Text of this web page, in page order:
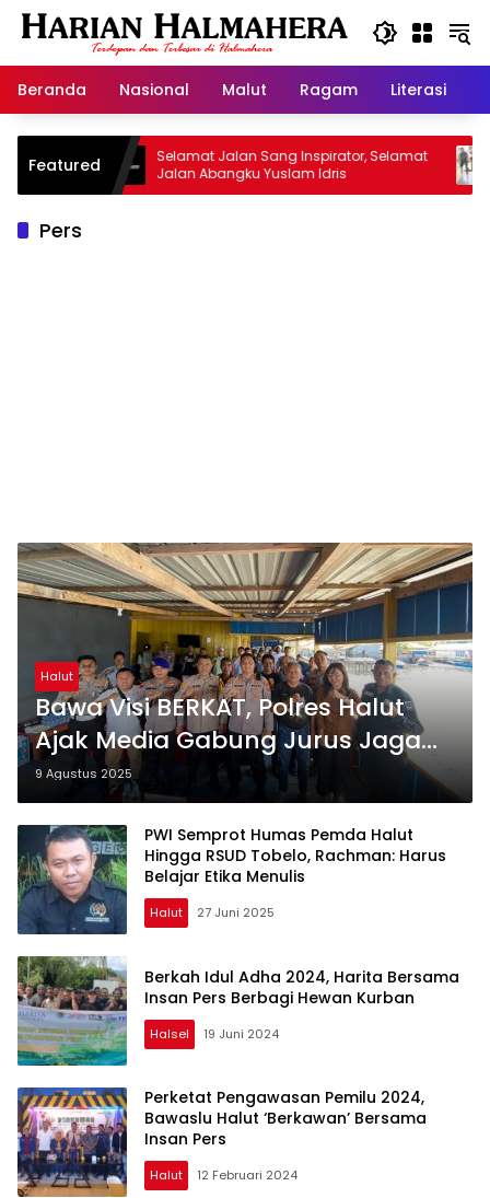
Langsung
Beranda
Nasional Malut Ragam Literasi
Featured Selamat Jalan Sang Inspirator, Selamat
Jalan Abangku Yuslam Idris
Pers
Halut
Bawa Visi BERKAT, Polres Halut
Ajak Media Gabung Jurus Jaga
Kamtibmas
9 Agustus 2025
PWI Semprot Humas Pemda Halut
Hingga RSUD Tobelo, Rachman: Harus
Belajar Etika Menulis
Halut 27 Juni 2025
Berkah Idul Adha 2024, Harita Bersama
Insan Pers Berbagi Hewan Kurban
Halsel 19 Juni 2024
Perketat Pengawasan Pemilu 2024,
Bawaslu Halut ‘Berkawan’ Bersama
Insan Pers
Halut 12 Februari 2024